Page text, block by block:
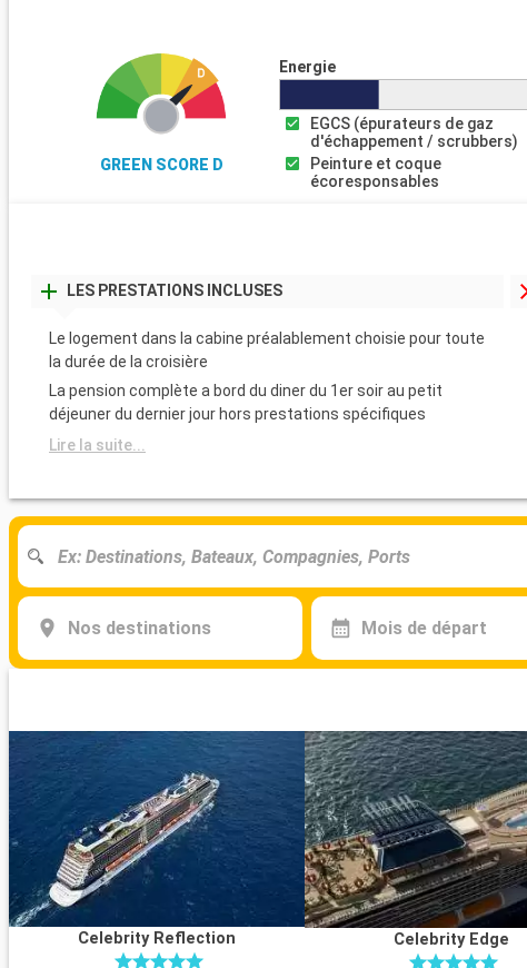
GREEN SCORE D
Energie
EGCS (épurateurs de gaz
d'échappement / scrubbers)
Peinture et coque
écoresponsables
LES PRESTATIONS INCLUSES
Le logement dans la cabine préalablement choisie pour toute
la durée de la croisière
La pension complète a bord du diner du 1er soir au petit
déjeuner du dernier jour hors prestations spécifiques
Lire la suite...
Nos destinations Mois de départ
Celebrity Reflection Celebrity Edge